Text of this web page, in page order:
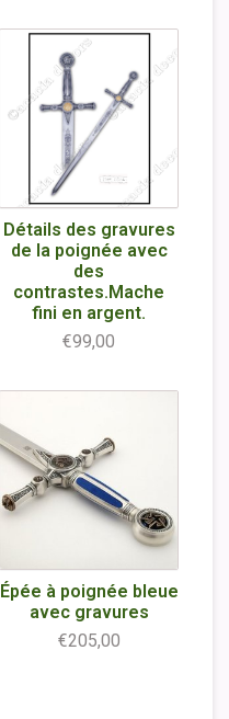
Détails des gravures
de la poignée avec
des
contrastes.Mache
fini en argent.
€99,00
Épée à poignée bleue
avec gravures
€205,00